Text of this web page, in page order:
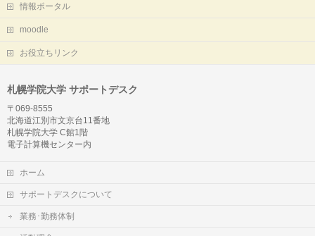
情報ポータル
moodle
お役立ちリンク
札幌学院大学 サポートデスク
〒069-8555
北海道江別市文京台11番地
札幌学院大学 C館1階
電子計算機センター内
ホーム
サポートデスクについて
業務･勤務体制